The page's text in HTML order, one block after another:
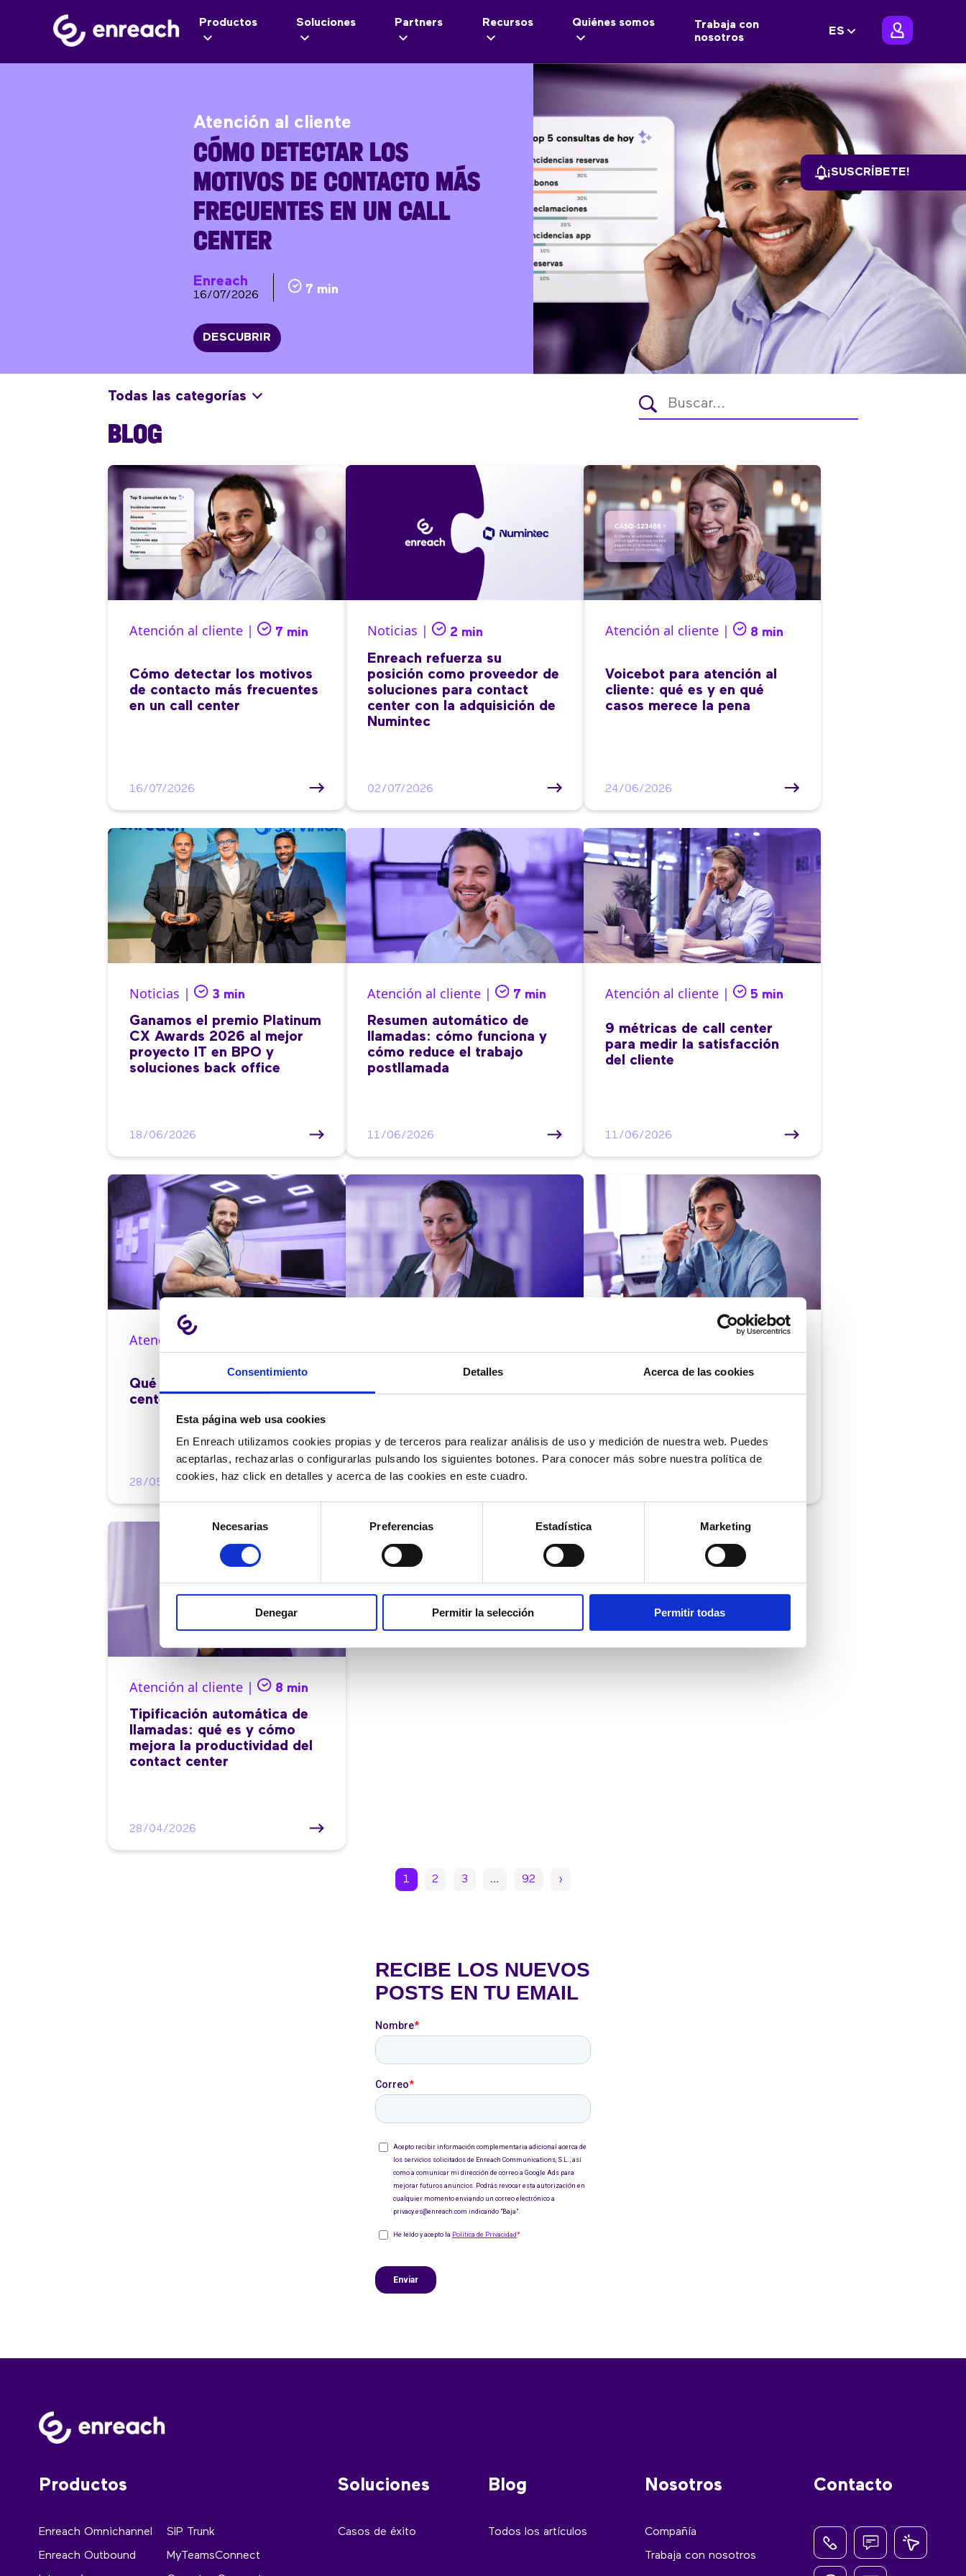
Consentimiento Detalles Acerca de las cookies
Esta página web usa cookies
En Enreach utilizamos cookies propias y de terceros para realizar análisis de uso y medición de nuestra web. Puedes
aceptarlas, rechazarlas o configurarlas pulsando los siguientes botones. Para conocer más sobre nuestra política de
cookies, haz click en detalles y acerca de las cookies en este cuadro.
consentimiento
Necesarias Preferencias Estadística Marketing
Denegar Permitir la selección Permitir todas
Productos Soluciones Partners Recursos Quiénes somos
Trabaja con
nosotros
ES
Atención al cliente
CÓMO DETECTAR LOS
MOTIVOS DE CONTACTO MÁS
FRECUENTES EN UN CALL
CENTER
Enreach
16/07/2026 7 min
DESCUBRIR
Todas las categorías
BLOG
Atención al cliente | 7 min
Cómo detectar los motivos
de contacto más frecuentes
en un call center
16/07/2026
Noticias | 2 min
Enreach refuerza su
posición como proveedor de
soluciones para contact
center con la adquisición de
Numintec
02/07/2026
Atención al cliente | 8 min
Voicebot para atención al
cliente: qué es y en qué
casos merece la pena
24/06/2026
Noticias | 3 min
Ganamos el premio Platinum
CX Awards 2026 al mejor
proyecto IT en BPO y
soluciones back office
18/06/2026
Atención al cliente | 7 min
Resumen automático de
llamadas: cómo funciona y
cómo reduce el trabajo
postllamada
11/06/2026
Atención al cliente | 5 min
9 métricas de call center
para medir la satisfacción
del cliente
11/06/2026
Atención al cliente |
Qué es el FCR en un contact
center y cómo mejorarlo
28/05/2026
Cómo automatizar la
evaluación de llamadas en
12/05/2026
Cómo comprobar si tu
los tiempos de respuesta
Atención al cliente | 8 min
Tipificación automática de
llamadas: qué es y cómo
mejora la productividad del
contact center
28/04/2026
1 2 3 … 92 ›
¡SUSCRÍBETE!
Productos
Enreach Omnichannel
Enreach Outbound
SIP Trunk
MyTeamsConnect
Soluciones
Casos de éxito
Blog
Todos los artículos
Nosotros
Compañía
Trabaja con nosotros
Contacto